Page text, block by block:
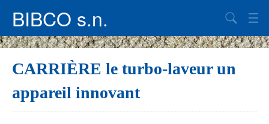
BIBCO s.n.
UN TRAITEMENT EFFICACE
FILTRE-PRESSE
LES EAUX DE PROCESS ET DES EAUX DE LAVAGE
CARRIÈRE le turbo-laveur un
appareil innovant